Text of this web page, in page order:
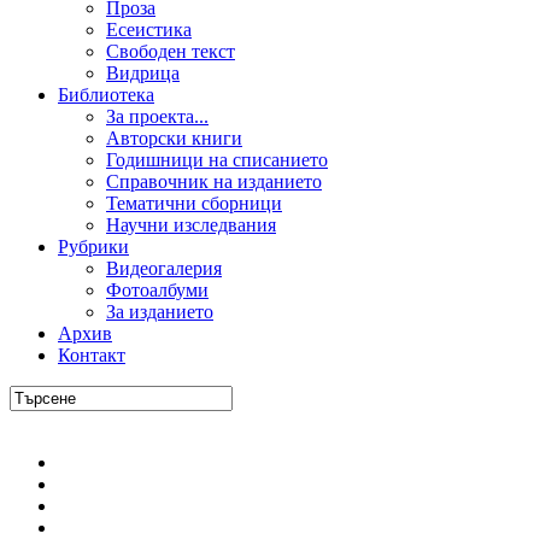
Проза
Есеистика
Свободен текст
Видрица
Библиотека
За проекта...
Авторски книги
Годишници на списанието
Справочник на изданието
Тематични сборници
Научни изследвания
Рубрики
Видеогалерия
Фотоалбуми
За изданието
Архив
Контакт